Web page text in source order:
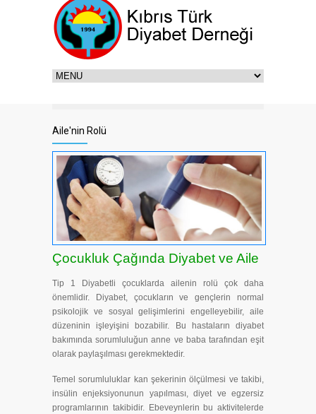
Aile'nin Rolü
Çocukluk Çağında Diyabet ve Aile
Tip 1 Diyabetli çocuklarda ailenin rolü çok daha
önemlidir. Diyabet, çocukların ve gençlerin normal
psikolojik ve sosyal gelişimlerini engelleyebilir, aile
düzeninin işleyişini bozabilir. Bu hastaların diyabet
bakımında sorumluluğun anne ve baba tarafından eşit
olarak paylaşılması gerekmektedir.
Temel sorumluluklar kan şekerinin ölçülmesi ve takibi,
insülin enjeksiyonunun yapılması, diyet ve egzersiz
programlarının takibidir. Ebeveynlerin bu aktivitelerde